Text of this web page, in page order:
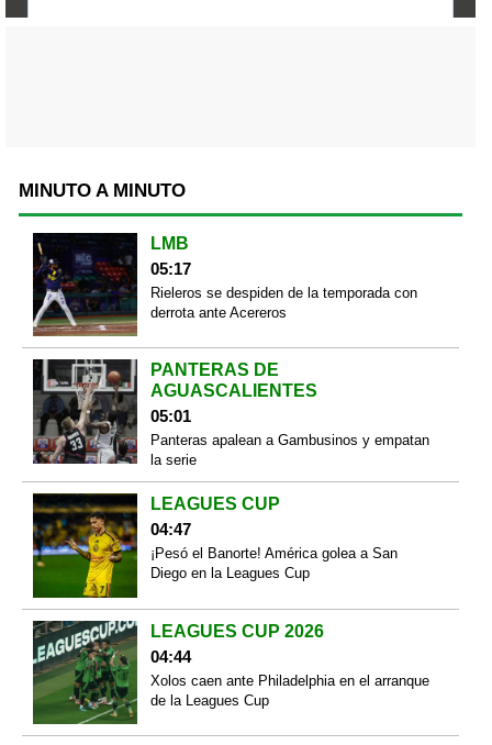
MINUTO A MINUTO
LMB
05:17
Rieleros se despiden de la temporada con
derrota ante Acereros
PANTERAS DE
AGUASCALIENTES
05:01
Panteras apalean a Gambusinos y empatan
la serie
LEAGUES CUP
04:47
¡Pesó el Banorte! América golea a San
Diego en la Leagues Cup
LEAGUES CUP 2026
04:44
Xolos caen ante Philadelphia en el arranque
de la Leagues Cup